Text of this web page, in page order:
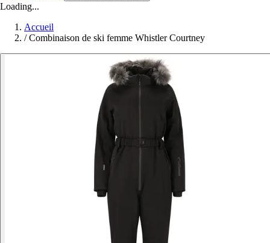
Loading...
Accueil
/ Combinaison de ski femme Whistler Courtney